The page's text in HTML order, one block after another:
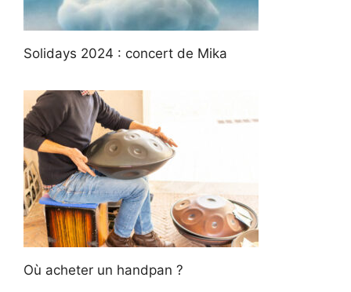
Solidays 2024 : concert de Mika
Où acheter un handpan ?